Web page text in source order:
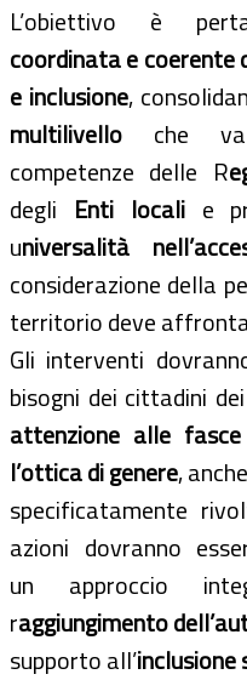
L’obiettivo è
coordinata e coerente
e inclusione,
multilivello che
competenze delle R
degli Enti localie
universalità
considerazione della
territorio deve
Gli interventi
bisogni dei cittadini
attenzione alle
l’ottica di genere,
specificatamente
azioni dovranno
un approccio
raggiungimento
supporto all’